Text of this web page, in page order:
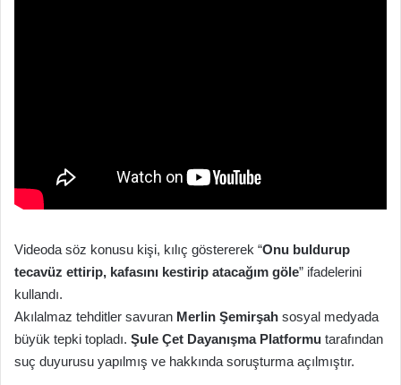
Videoda söz konusu kişi, kılıç göstererek “Onu buldurup
tecavüz ettirip, kafasını kestirip atacağım göle” ifadelerini
kullandı.
Akılalmaz tehditler savuran Merlin Şemirşah sosyal medyada
büyük tepki topladı. Şule Çet Dayanışma Platformu tarafından
suç duyurusu yapılmış ve hakkında soruşturma açılmıştır.